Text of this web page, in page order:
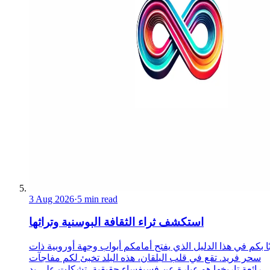
3 Aug 2026·5 min read
استكشف ثراء الثقافة البوسنية وتراثها
بكم في هذا الدليل الذي يفتح أمامكم أبواب وجهة أوروبية ذات
سحر فريد. تقع في قلب البلقان، هذه البلد تخبئ لكم مفاجآت